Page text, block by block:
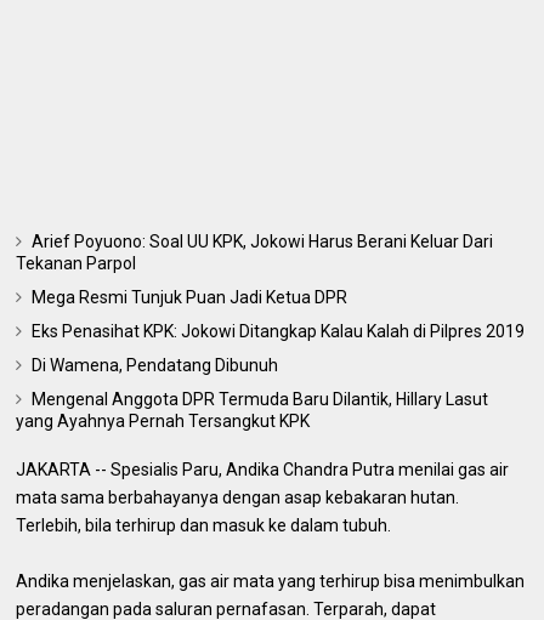
Arief Poyuono: Soal UU KPK, Jokowi Harus Berani Keluar Dari
Tekanan Parpol
Mega Resmi Tunjuk Puan Jadi Ketua DPR
Eks Penasihat KPK: Jokowi Ditangkap Kalau Kalah di Pilpres 2019
Di Wamena, Pendatang Dibunuh
Mengenal Anggota DPR Termuda Baru Dilantik, Hillary Lasut
yang Ayahnya Pernah Tersangkut KPK
JAKARTA -- Spesialis Paru, Andika Chandra Putra menilai gas air
mata sama berbahayanya dengan asap kebakaran hutan.
Terlebih, bila terhirup dan masuk ke dalam tubuh.
Andika menjelaskan, gas air mata yang terhirup bisa menimbulkan
peradangan pada saluran pernafasan. Terparah, dapat